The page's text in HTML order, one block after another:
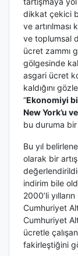
dikkat çekici
ve
ve toplumsal
ücret zammı
gölgesinde
asgari ücret
kaldığını
“Ekonomiyi
New York’u
bu duruma
Bu yıl
olarak bir
indirim bile
2000’li
Cumhuriyet
Cumhuriyet
ücretle
fakirleştiğini